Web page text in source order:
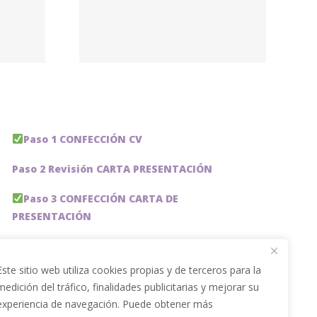
sitio web utiliza cookies propias y de terceros para la
del tráfico, finalidades publicitarias y mejorar su
de navegación. Puede obtener más
Paso 1 CONFECCIÓN CV
Paso 2 Revisión CARTA PRESENTACIÓN
Paso 3 CONFECCIÓN CARTA DE
PRESENTACIÓN
Paso 5 OPTIMIZACIÓN PERFIL LINKEDIN
PACKS DE AHORRO